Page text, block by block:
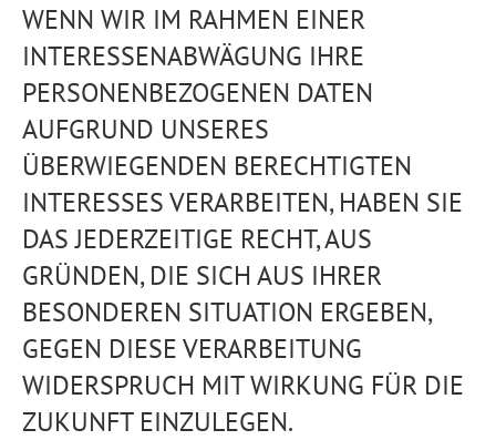
WENN WIR IM RAHMEN EINER
INTERESSENABWÄGUNG IHRE
PERSONENBEZOGENEN DATEN
AUFGRUND UNSERES
ÜBERWIEGENDEN BERECHTIGTEN
INTERESSES VERARBEITEN, HABEN SIE
DAS JEDERZEITIGE RECHT, AUS
GRÜNDEN, DIE SICH AUS IHRER
BESONDEREN SITUATION ERGEBEN,
GEGEN DIESE VERARBEITUNG
WIDERSPRUCH MIT WIRKUNG FÜR DIE
ZUKUNFT EINZULEGEN.